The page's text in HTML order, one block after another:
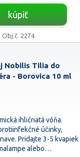
kúpiť
Obj.č. 2274
Nobilis Tilia do
- Borovica 10 ml
ihličnatá vôňa.
účinky,
Pridajte 3-5 kvapiek
alebo…